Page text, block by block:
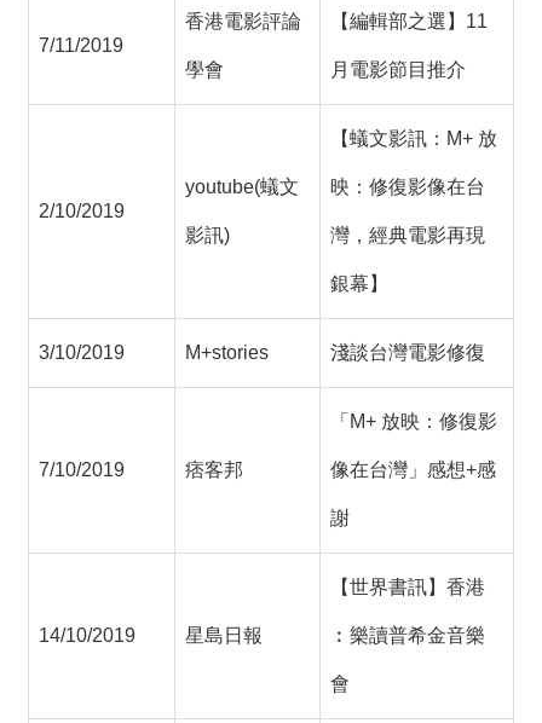
7/11/2019
香港電影評論
學會
【編輯部之選】11
月電影節目推介
2/10/2019
youtube(蟻文
影訊)
【蟻文影訊：M+ 放
映：修復影像在台
灣，經典電影再現
銀幕】
3/10/2019 M+stories 淺談台灣電影修復
7/10/2019 痞客邦
「M+ 放映：修復影
像在台灣」感想+感
謝
14/10/2019 星島日報
【世界書訊】香港
︰樂讀普希金音樂
會